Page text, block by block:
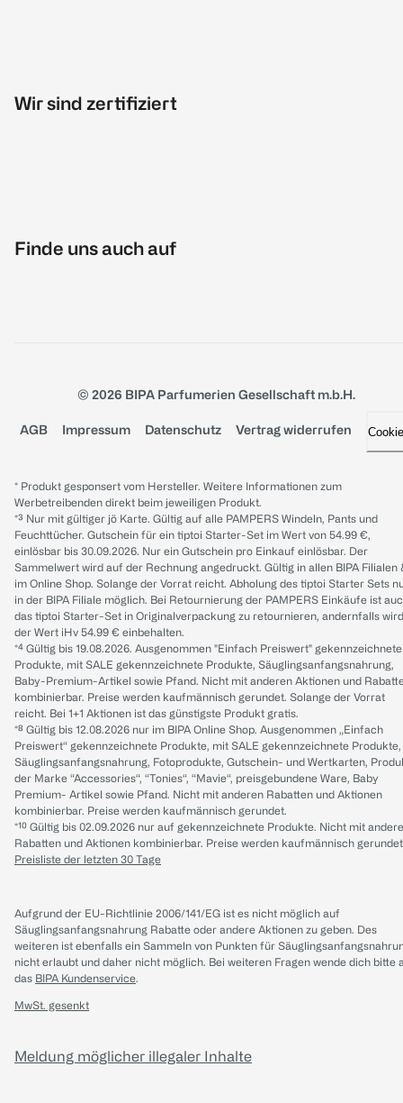
Wir sind zertifiziert
Finde uns auch auf
© 2026 BIPA Parfumerien Gesellschaft m.b.H.
AGB Impressum Datenschutz Vertrag widerrufen
* Produkt gesponsert vom Hersteller. Weitere Informationen zum
Werbetreibenden direkt beim jeweiligen Produkt.
*³ Nur mit gültiger jö Karte. Gültig auf alle PAMPERS Windeln, Pants und
Feuchttücher. Gutschein für ein tiptoi Starter-Set im Wert von 54.99 €,
einlösbar bis 30.09.2026. Nur ein Gutschein pro Einkauf einlösbar. Der
Sammelwert wird auf der Rechnung angedruckt. Gültig in allen BIPA Filialen
im Online Shop. Solange der Vorrat reicht. Abholung des tiptoi Starter Sets
in der BIPA Filiale möglich. Bei Retournierung der PAMPERS Einkäufe ist
das tiptoi Starter-Set in Originalverpackung zu retournieren, andernfalls wird
der Wert iHv 54.99 € einbehalten.
*⁴ Gültig bis 19.08.2026. Ausgenommen "Einfach Preiswert" gekennzeichnete
Produkte, mit SALE gekennzeichnete Produkte, Säuglingsanfangsnahrung,
Baby-Premium-Artikel sowie Pfand. Nicht mit anderen Aktionen und
kombinierbar. Preise werden kaufmännisch gerundet. Solange der Vorrat
reicht. Bei 1+1 Aktionen ist das günstigste Produkt gratis.
*⁸ Gültig bis 12.08.2026 nur im BIPA Online Shop. Ausgenommen „Einfach
Preiswert“ gekennzeichnete Produkte, mit SALE gekennzeichnete Produkte,
Säuglingsanfangsnahrung, Fotoprodukte, Gutschein- und Wertkarten,
der Marke “Accessories“, “Tonies“, “Mavie“, preisgebundene Ware, Baby
Premium- Artikel sowie Pfand. Nicht mit anderen Rabatten und Aktionen
kombinierbar. Preise werden kaufmännisch gerundet.
*¹⁰ Gültig bis 02.09.2026 nur auf gekennzeichnete Produkte. Nicht mit
Rabatten und Aktionen kombinierbar. Preise werden kaufmännisch
Preisliste der letzten 30 Tage
Aufgrund der EU-Richtlinie 2006/141/EG ist es nicht möglich auf
Säuglingsanfangsnahrung Rabatte oder andere Aktionen zu geben. Des
weiteren ist ebenfalls ein Sammeln von Punkten für
nicht erlaubt und daher nicht möglich. Bei weiteren Fragen wende dich bitte
das BIPA Kundenservice.
MwSt. gesenkt
Meldung möglicher illegaler Inhalte